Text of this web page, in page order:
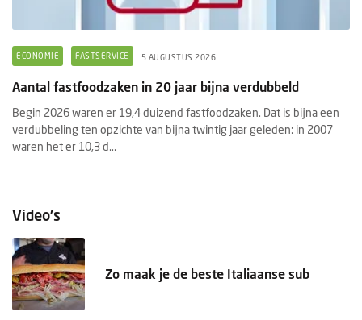
ECONOMIE FASTSERVICE 5 AUGUSTUS 2026
Aantal fastfoodzaken in 20 jaar bijna verdubbeld
Begin 2026 waren er 19,4 duizend fastfoodzaken. Dat is bijna een
verdubbeling ten opzichte van bijna twintig jaar geleden: in 2007
waren het er 10,3 d...
Video's
Zo maak je de beste Italiaanse sub